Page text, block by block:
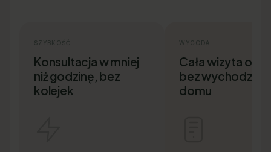
SZYBKOŚĆ
Konsultacja w mniej
niż godzinę, bez
kolejek
WYGODA
Cała wizyta
bez
domu